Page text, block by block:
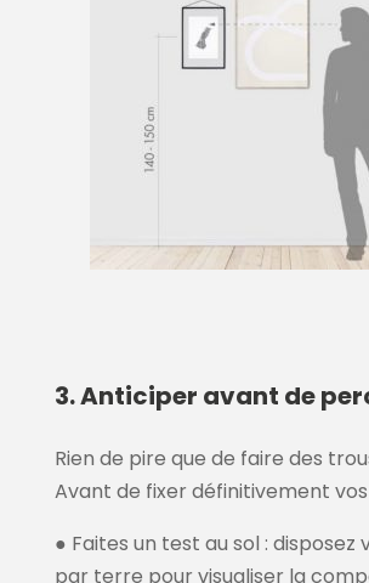
3. Anticiper avant de
Rien de pire que de faire des
Avant de fixer définitivement
● Faites un test au sol : disposez
par terre pour visualiser la